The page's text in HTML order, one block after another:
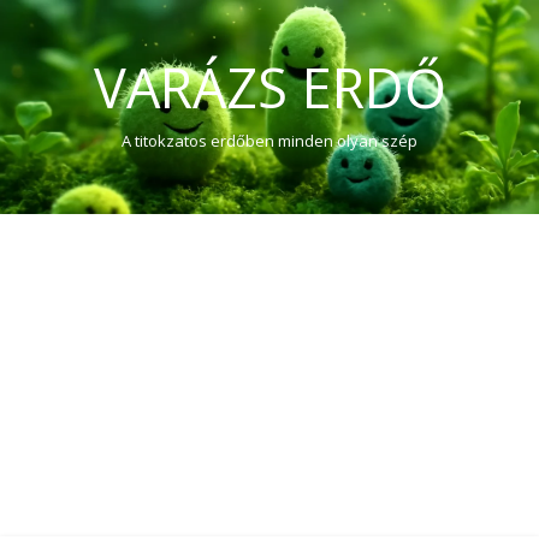
VARÁZS ERDŐ
A titokzatos erdőben minden olyan szép